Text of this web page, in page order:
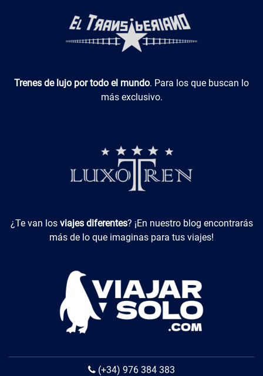
Luxotren
Trenes de lujo por todo el mundo. Para los que buscan lo
más exclusivo.
Viajes Diferentes
¿Te van los viajes diferentes? ¡En nuestro blog encontrarás
más de lo que imaginas para tus viajes!
(+34) 976 384 383